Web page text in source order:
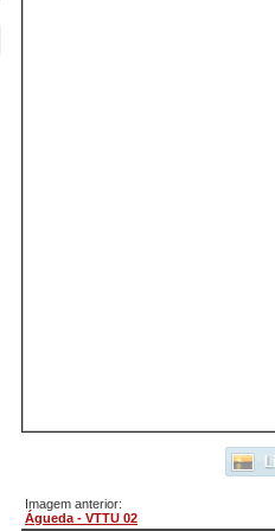
Imagem anterior:
Águeda - VTTU 02